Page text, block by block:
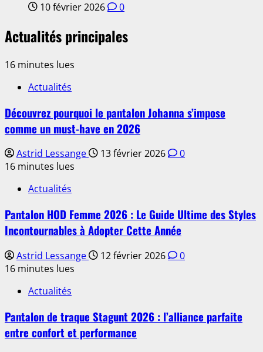
10 février 2026 0
Actualités principales
16 minutes lues
Actualités
Découvrez pourquoi le pantalon Johanna s’impose
comme un must-have en 2026
Astrid Lessange 13 février 2026
0
16 minutes lues
Actualités
Pantalon HOD Femme 2026 : Le Guide Ultime des Styles
Incontournables à Adopter Cette Année
Astrid Lessange 12 février 2026
0
16 minutes lues
Actualités
Pantalon de traque Stagunt 2026 : l’alliance parfaite
entre confort et performance